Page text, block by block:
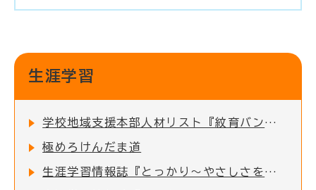
生涯学習
学校地域支援本部人材リスト『紋育バンク』
極めろけんだま道
生涯学習情報誌『とっかり～やさしさをはぐくむ～』第50号発行！